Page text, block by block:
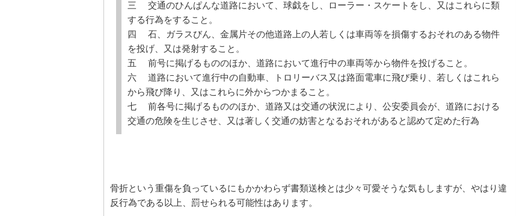
三 交通のひんぱんな道路において、球戯をし、ローラー・スケートをし、又はこれらに類
する行為をすること。
四 石、ガラスびん、金属片その他道路上の人若しくは車両等を損傷するおそれのある物件
を投げ、又は発射すること。
五 前号に掲げるもののほか、道路において進行中の車両等から物件を投げること。
六 道路において進行中の自動車、トロリーバス又は路面電車に飛び乗り、若しくはこれら
から飛び降り、又はこれらに外からつかまること。
七 前各号に掲げるもののほか、道路又は交通の状況により、公安委員会が、道路における
交通の危険を生じさせ、又は著しく交通の妨害となるおそれがあると認めて定めた行為
骨折という重傷を負っているにもかかわらず書類送検とは少々可愛そうな気もしますが、やはり違
反行為である以上、罰せられる可能性はあります。